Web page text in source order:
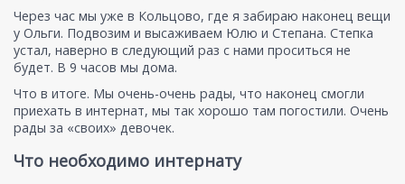
Через час мы уже в Кольцово, где я забираю наконец вещи
у Ольги. Подвозим и высаживаем Юлю и Степана. Степка
устал, наверно в следующий раз с нами проситься не
будет. В 9 часов мы дома.
Что в итоге. Мы очень-очень рады, что наконец смогли
приехать в интернат, мы так хорошо там погостили. Очень
рады за «своих» девочек.
Что необходимо интернату